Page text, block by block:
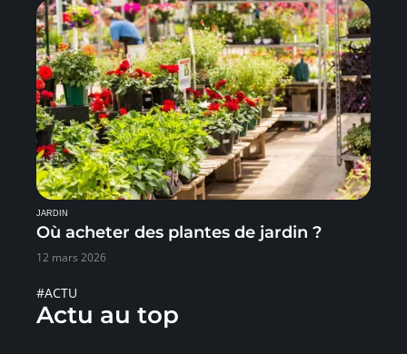
JARDIN
Où acheter des plantes de jardin ?
12 mars 2026
#ACTU
Actu au top